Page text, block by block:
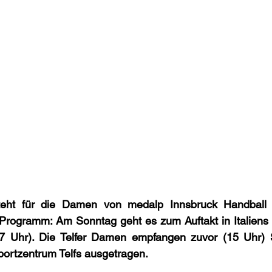
für die Damen von medalp Innsbruck
Am Sonntag geht es zum Auftakt in
Uhr). Die Telfer Damen empfangen zuvor (15 Uhr)
Telfs ausgetragen.